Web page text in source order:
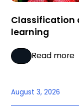
Classification
learning
Read more
August 3, 2026